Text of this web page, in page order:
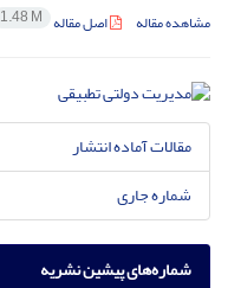
مشاهده مقاله اصل مقاله 1.48 M
مقالات آماده انتشار
شماره جاری
شماره‌های پیشین نشریه